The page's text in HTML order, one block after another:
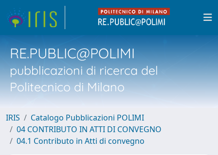
RE.PUBLIC@POLIMI
pubblicazioni di ricerca del
Politecnico di Milano
IRIS
Catalogo Pubblicazioni POLIMI
04 CONTRIBUTO IN ATTI DI CONVEGNO
04.1 Contributo in Atti di convegno